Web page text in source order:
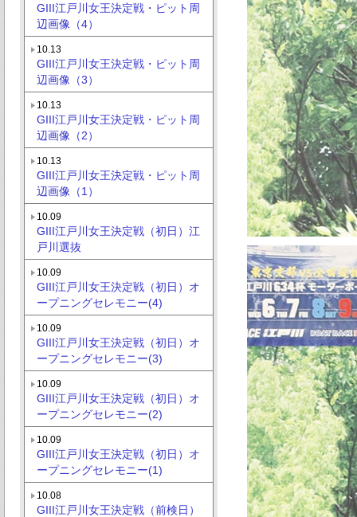
GIII江戸川女王決定戦・ピット周
辺画像（4）
10.13
GIII江戸川女王決定戦・ピット周
辺画像（3）
10.13
GIII江戸川女王決定戦・ピット周
辺画像（2）
10.13
GIII江戸川女王決定戦・ピット周
辺画像（1）
10.09
GIII江戸川女王決定戦（初日）江
戸川選抜
10.09
GIII江戸川女王決定戦（初日）オ
ープニングセレモニー(4)
10.09
GIII江戸川女王決定戦（初日）オ
ープニングセレモニー(3)
10.09
GIII江戸川女王決定戦（初日）オ
ープニングセレモニー(2)
10.09
GIII江戸川女王決定戦（初日）オ
ープニングセレモニー(1)
10.08
GIII江戸川女王決定戦（前検日）